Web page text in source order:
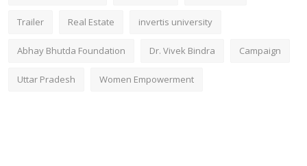
Trailer Real Estate invertis university
Abhay Bhutda Foundation Dr. Vivek Bindra Campaign
Uttar Pradesh Women Empowerment